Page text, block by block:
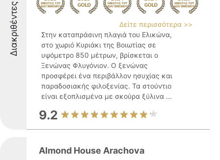
Διακριθέντες
Δείτε περισσότερα >>
Στην καταπράσινη πλαγιά του Ελικώνα,
στο χωριό Κυριάκι της Βοιωτίας σε
υψόμετρο 850 μέτρων, βρίσκεται ο
Ξενώνας Φλυγόνιον. Ο ξενώνας
προσφέρει ένα περιβάλλον ησυχίας και
παραδοσιακής φιλοξενίας. Τα στούντιο
είναι εξοπλισμένα με σκούρα ξύλινα ...
9.2
Almond House Arachova